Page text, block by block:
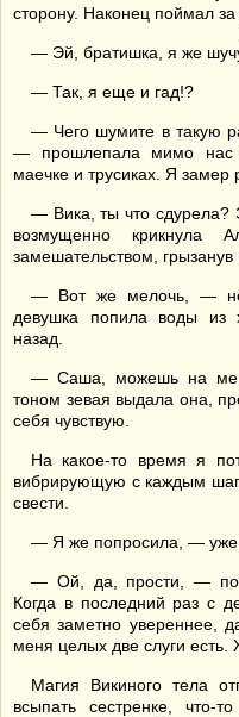
сторону. Наконец поймал за
— Эй, братишка, я же
— Так, я еще и гад!?
— Чего шумите в такую
— прошлепала мимо нас
маечке и трусиках. Я замер
— Вика, ты что сдурела?
возмущенно крикнула
замешательством, грызанув
— Вот же мелочь, — но
девушка попила воды из
назад.
— Саша, можешь на
тоном зевая выдала она,
себя чувствую.
На какое-то время я
вибрирующую с каждым
свести.
— Я же попросила, — уже
— Ой, да, прости, —
Когда в последний раз с
себя заметно увереннее,
меня целых две слуги есть.
Магия Викиного тела
всыпать сестренке, что-